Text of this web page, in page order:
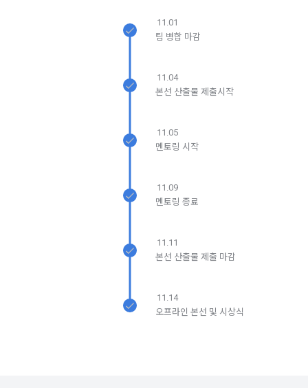
제 5 조 (이용계약의 성립)
2. “회사”는 "회사"의 ‘데이콘 인재풀 등록’ 서비스를 이용하고자
3. 제2항 신청에 있어 "회사"는 "회원"의 종류에 따라 전문기관을
4. 페이스북 등 외부서비스와의 연동을 통해 이용계약을 신청할
는 “확인”버튼을 누르면 “회사”가 웹 상의 안내 및 전자메일로
“회원”에게 통지함으로써 이용계약이 성립된다.
6. 약관 및 실정법 위반 시 “회원”의 서비스 이용 제약이 생길 수
필수항목: 본인 계좌정보(은행, 계좌번호), 주민등록번호(근거 :
5) 채용 합격 시, 기업의 요금 산정을 위한 수집 항목
6) 서비스 이용과정이나 사업처리 과정에서 자동 수집되는 항목
1) 회원가입 및 서비스 이용 과정에서 이용자가 개인정보 수집
11.01
팀 병합 마감
11.04
본선 산출물 제출시작
11.05
멘토링 시작
11.09
멘토링 종료
11.11
본선 산출물 제출 마감
11.14
오프라인 본선 및 시상식